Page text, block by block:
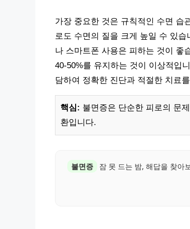
가장 중요한 것은 규칙적인 수면 습
로도 수면의 질을 크게 높일 수 있
나 스마트폰 사용은 피하는 것이 좋
40-50%를 유지하는 것이 이상적입
담하여 정확한 진단과 적절한 치료
핵심: 불면증은 단순한 피로의 문
환입니다.
불면증
잠 못 드는 밤, 해답을 찾아